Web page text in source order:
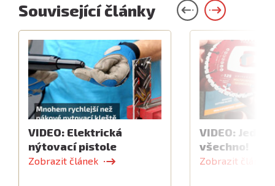
Související články
VIDEO: Elektrická
nýtovací pistole
Zobrazit článek
VIDEO:
všechno!
Zobrazit článek